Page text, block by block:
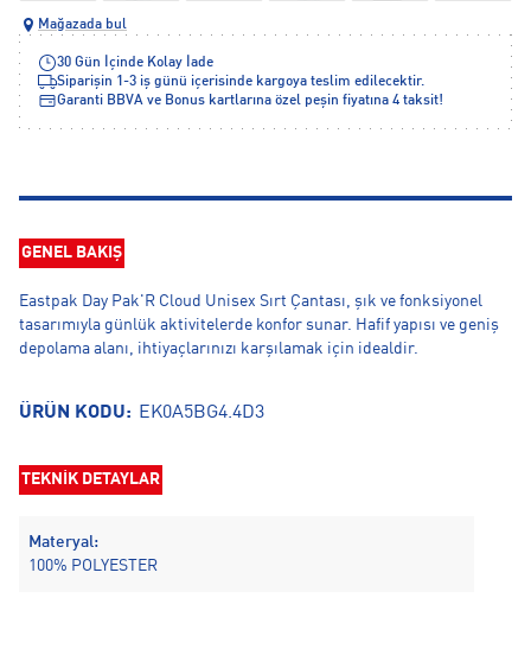
Mağazada bul
30 Gün İçinde Kolay İade
Siparişin 1-3 iş günü içerisinde kargoya teslim edilecektir.
Garanti BBVA ve Bonus kartlarına özel peşin fiyatına 4 taksit!
GENEL BAKIŞ
Eastpak Day Pak'R Cloud Unisex Sırt Çantası, şık ve fonksiyonel
tasarımıyla günlük aktivitelerde konfor sunar. Hafif yapısı ve geniş
depolama alanı, ihtiyaçlarınızı karşılamak için idealdir.
ÜRÜN KODU: EK0A5BG4.4D3
TEKNİK DETAYLAR
Materyal:
100% POLYESTER